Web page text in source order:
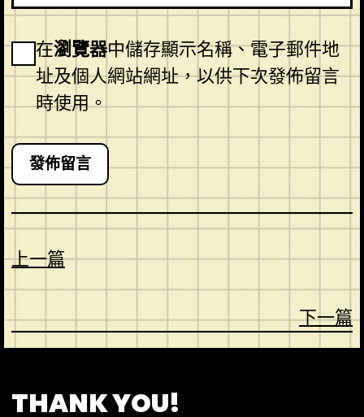
在瀏覽器中儲存顯示名稱、電子郵件地
址及個人網站網址，以供下次發佈留言
時使用。
上一篇
下一篇
THANK YOU!